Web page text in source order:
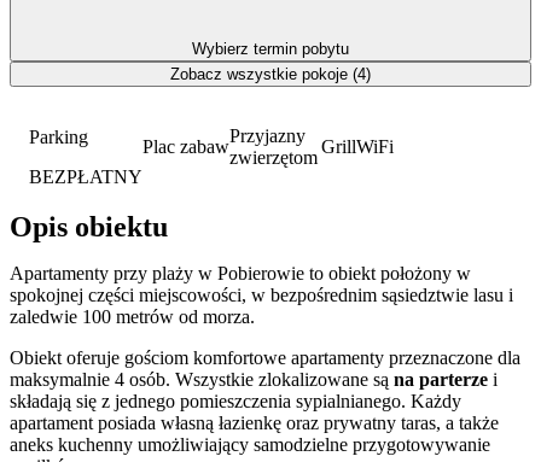
Parking
BEZPŁATNY
Plac zabaw
Przyjazny
zwierzętom
GrillWiFi
Opis obiektu
Apartamenty przy plaży w Pobierowie to obiekt położony w
spokojnej części miejscowości, w bezpośrednim sąsiedztwie lasu i
zaledwie 100 metrów od morza.
Obiekt oferuje gościom komfortowe apartamenty przeznaczone dla
maksymalnie 4 osób. Wszystkie zlokalizowane są na parterze i
składają się z jednego pomieszczenia sypialnianego. Każdy
apartament posiada własną łazienkę oraz prywatny taras, a także
aneks kuchenny umożliwiający samodzielne przygotowywanie
Wybierz termin pobytu
Zobacz wszystkie pokoje (4)